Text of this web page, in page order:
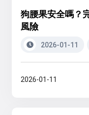
狗腰果安全嗎？
風險
2026-01-11
2026-01-11